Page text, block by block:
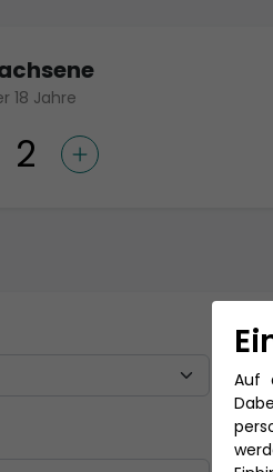
18 Jahre
Titel
Auf